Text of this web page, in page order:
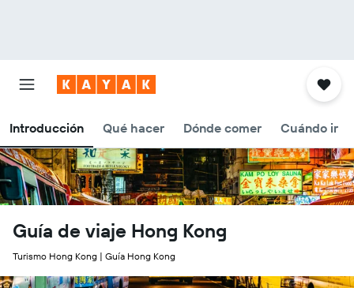
Introducción Qué hacer Dónde comer Cuándo ir
Guía de viaje Hong Kong
Turismo Hong Kong | Guía Hong Kong